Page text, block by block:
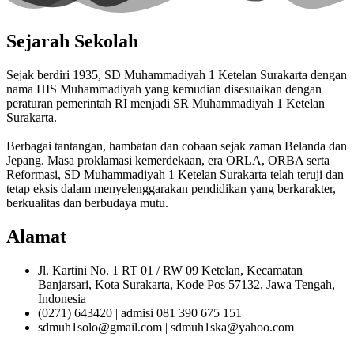
Sejarah Sekolah
Sejak berdiri 1935, SD Muhammadiyah 1 Ketelan Surakarta dengan
nama HIS Muhammadiyah yang kemudian disesuaikan dengan
peraturan pemerintah RI menjadi SR Muhammadiyah 1 Ketelan
Surakarta.
Berbagai tantangan, hambatan dan cobaan sejak zaman Belanda dan
Jepang. Masa proklamasi kemerdekaan, era ORLA, ORBA serta
Reformasi, SD Muhammadiyah 1 Ketelan Surakarta telah teruji dan
tetap eksis dalam menyelenggarakan pendidikan yang berkarakter,
berkualitas dan berbudaya mutu.
Alamat
Jl. Kartini No. 1 RT 01 / RW 09 Ketelan, Kecamatan
Banjarsari, Kota Surakarta, Kode Pos 57132, Jawa Tengah,
Indonesia
(0271) 643420 | admisi 081 390 675 151
sdmuh1solo@gmail.com | sdmuh1ska@yahoo.com